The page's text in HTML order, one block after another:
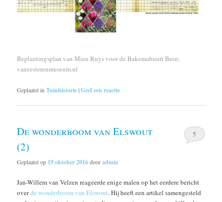
Beplantingsplan van Mien Ruys voor de Bakemabuurt Bron:
vaneesterenmuseum.nl
Geplaatst in Tuinhistorie|Geef een reactie
De wonderboom van Elswout
(2)
Geplaatst op 19 oktober 2016dooradmin
5
Jan-Willem van Velzen reageerde enige malen op het eerdere bericht
overde wonderboom van Elswout. Hij heeft een artikel samengesteld